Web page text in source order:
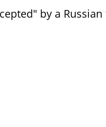
by a